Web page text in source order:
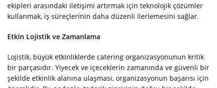
ekipleri arasındaki iletişimi artırmak için teknolojik çözümler
kullanmak, iş süreçlerinin daha düzenli ilerlemesini sağlar.
Etkin Lojistik ve Zamanlama
Lojistik, büyük etkinliklerde catering organizasyonunun kritik
bir parçasıdır. Yiyecek ve içeceklerin zamanında ve güvenli bir
şekilde etkinlik alanına ulaşması, organizasyonun başarısı için